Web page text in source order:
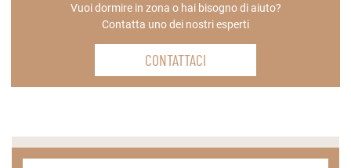
Vuoi dormire in zona o hai bisogno di aiuto?
Contatta uno dei nostri esperti
CONTATTACI